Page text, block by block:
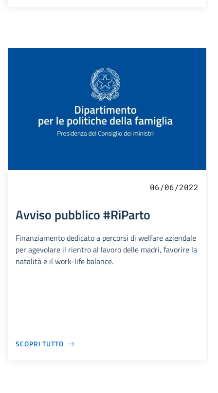
06/06/2022
Avviso pubblico #RiParto
Finanziamento dedicato a percorsi di welfare aziendale
per agevolare il rientro al lavoro delle madri, favorire la
natalità e il work-life balance.
SCOPRI TUTTO